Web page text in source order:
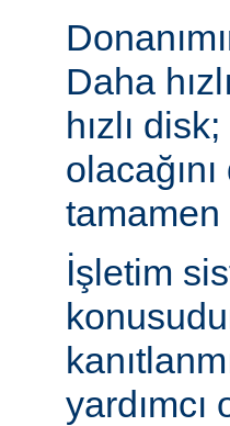
Daha
hızlı
tamamen
İşletim
yardımcı